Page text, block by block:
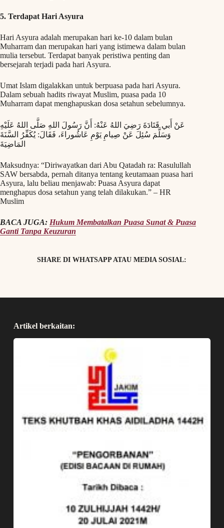
5. Terdapat Hari Asyura
Hari Asyura adalah merupakan hari ke-10 dalam bulan
Muharram dan merupakan hari yang istimewa dalam bulan
mulia tersebut. Terdapat banyak peristiwa penting dan
bersejarah terjadi pada hari Asyura.
Umat Islam digalakkan untuk berpuasa pada hari Asyura.
Dalam sebuah hadits riwayat Muslim, puasa pada 10
Muharram dapat menghapuskan dosa setahun sebelumnya.
عَنْ أَبي قَتَادَةَ رَضِيَ اللهُ عَنْهُ: أَنَّ رَسُولَ اللهِ صَلَّى اللهُ عَلَيْهِ
وَسَلَّمَ سُئِلَ عَنْ صِيامِ يَوْمِ عَاشُوراءَ، فَقَالَ: يُكَفِّرُ السَّنَةَ
المَاضِيَةَ
Maksudnya: “Diriwayatkan dari Abu Qatadah ra: Rasulullah
SAW bersabda, pernah ditanya tentang keutamaan puasa hari
Asyura, lalu beliau menjawab: Puasa Asyura dapat
menghapus dosa setahun yang telah dilakukan.” – HR
Muslim
BACA JUGA: Hukum Membatalkan Puasa Sunat & Puasa
Ganti Tanpa Keuzuran
SHARE DI WHATSAPP ATAU MEDIA SOSIAL:
Artikel berkaitan: